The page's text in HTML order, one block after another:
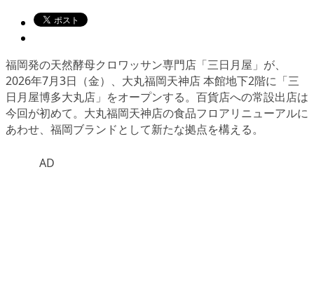
福岡発の天然酵母クロワッサン専門店「三日月屋」が、
2026年7月3日（金）、大丸福岡天神店 本館地下2階に「三
日月屋博多大丸店」をオープンする。百貨店への常設出店は
今回が初めて。大丸福岡天神店の食品フロアリニューアルに
あわせ、福岡ブランドとして新たな拠点を構える。
AD